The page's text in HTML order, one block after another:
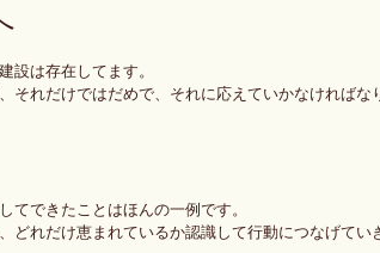
設は存在してます。
それだけではだめで、それに応えていかなければな
てできたことはほんの一例です。
どれだけ恵まれているか認識して行動につなげてい